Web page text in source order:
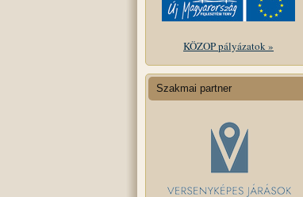
KÖZOP pályázatok »
Szakmai partner